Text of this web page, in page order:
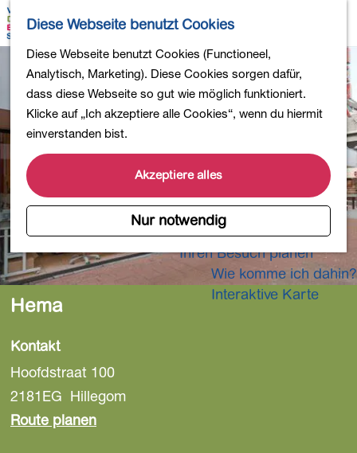
Diese Webseite benutzt Cookies
Diese Webseite benutzt Cookies (Functioneel,
Analytisch, Marketing). Diese Cookies sorgen dafür,
dass diese Webseite so gut wie möglich funktioniert.
Klicke auf „Ich akzeptiere alle Cookies“, wenn du hiermit
einverstanden bist.
Akzeptiere alles
Nur notwendig
e
n
S
e
z
u
H
K
r
t
e
S
c
h
e
n
e
n
ü
Einkaufen
Essen und Trinken
Kinderaktivitäten
In die Natur
Polder und Seen
Museen und mehr
Aktiv und gesund
4-Tage-Wanderung
Übernachtungen
Ihren Besuch planen
Wie komme ich dahin?
Interaktive Karte
Hema
Kontakt
Hoofdstraat 100
2181EG Hillegom
Route planenb